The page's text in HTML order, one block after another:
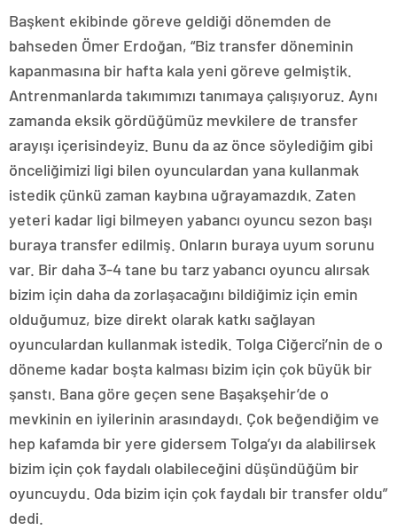
Başkent ekibinde göreve geldiği dönemden de
bahseden Ömer Erdoğan, “Biz transfer döneminin
kapanmasına bir hafta kala yeni göreve gelmiştik.
Antrenmanlarda takımımızı tanımaya çalışıyoruz. Aynı
zamanda eksik gördüğümüz mevkilere de transfer
arayışı içerisindeyiz. Bunu da az önce söylediğim gibi
önceliğimizi ligi bilen oyunculardan yana kullanmak
istedik çünkü zaman kaybına uğrayamazdık. Zaten
yeteri kadar ligi bilmeyen yabancı oyuncu sezon başı
buraya transfer edilmiş. Onların buraya uyum sorunu
var. Bir daha 3-4 tane bu tarz yabancı oyuncu alırsak
bizim için daha da zorlaşacağını bildiğimiz için emin
olduğumuz, bize direkt olarak katkı sağlayan
oyunculardan kullanmak istedik. Tolga Ciğerci’nin de o
döneme kadar boşta kalması bizim için çok büyük bir
şanstı. Bana göre geçen sene Başakşehir’de o
mevkinin en iyilerinin arasındaydı. Çok beğendiğim ve
hep kafamda bir yere gidersem Tolga’yı da alabilirsek
bizim için çok faydalı olabileceğini düşündüğüm bir
oyuncuydu. Oda bizim için çok faydalı bir transfer oldu”
dedi.